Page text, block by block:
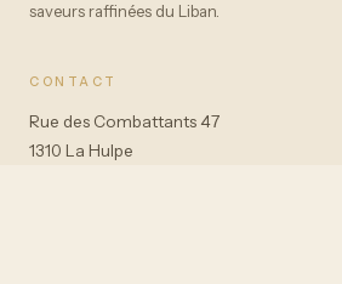
saveurs raffinées du Liban.
CONTACT
Rue des Combattants 47
1310 La Hulpe